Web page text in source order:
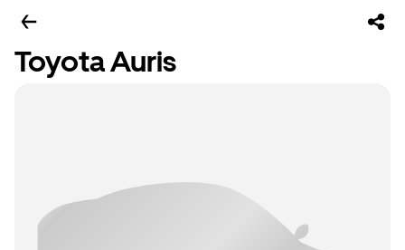
Toyota Auris